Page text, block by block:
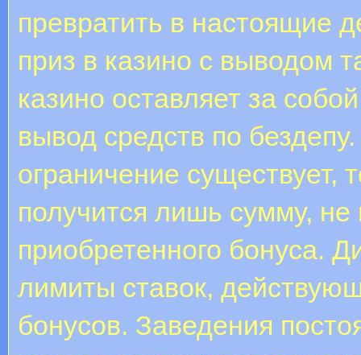
превратить в настоящие
приз в казино с выводом
казино оставляет за
вывод средств по
ограничение существует,
получится лишь сумму,
приобретенного бонуса.
лимиты ставок,
бонусов. Заведения